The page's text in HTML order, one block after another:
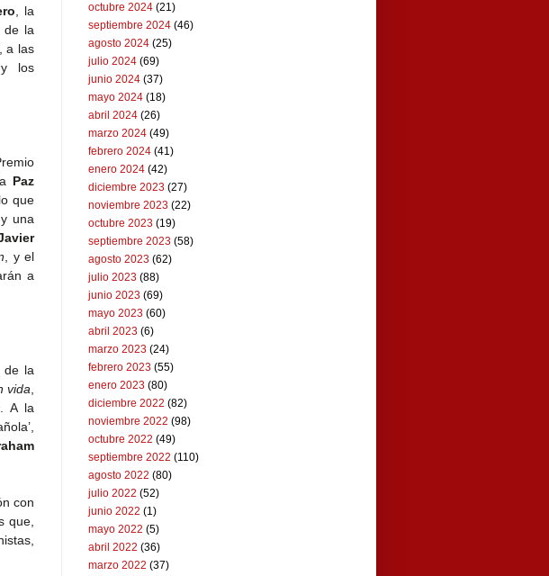
, la
de la
a las
los
Paz
que
una
, y el
a
de la
vida
A la
con
que,
octubre 2024 (21)
septiembre 2024 (46)
agosto 2024 (25)
julio 2024 (69)
junio 2024 (37)
mayo 2024 (18)
abril 2024 (26)
marzo 2024 (49)
febrero 2024 (41)
enero 2024 (42)
diciembre 2023 (27)
noviembre 2023 (22)
octubre 2023 (19)
septiembre 2023 (58)
agosto 2023 (62)
julio 2023 (88)
junio 2023 (69)
mayo 2023 (60)
abril 2023 (6)
marzo 2023 (24)
febrero 2023 (55)
enero 2023 (80)
diciembre 2022 (82)
noviembre 2022 (98)
octubre 2022 (49)
septiembre 2022 (110)
agosto 2022 (80)
julio 2022 (52)
junio 2022 (1)
mayo 2022 (5)
abril 2022 (36)
marzo 2022 (37)